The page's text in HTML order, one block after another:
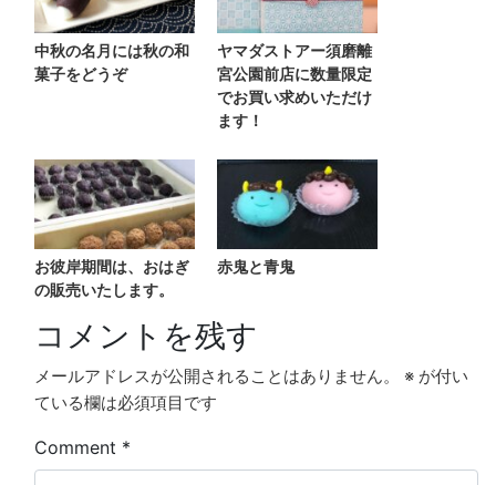
中秋の名月には秋の和
菓子をどうぞ
ヤマダストアー須磨離
宮公園前店に数量限定
でお買い求めいただけ
ます！
お彼岸期間は、おはぎ
の販売いたします。
赤鬼と青鬼
コメントを残す
メールアドレスが公開されることはありません。 ※ が付い
ている欄は必須項目です
Comment *